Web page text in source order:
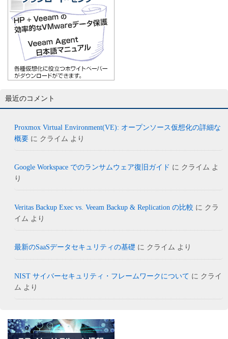
最近のコメント
Proxmox Virtual Environment(VE): オープンソース仮想化の詳細な
概要 に クライム より
Google Workspace でのランサムウェア復旧ガイド に クライム よ
り
Veritas Backup Exec vs. Veeam Backup & Replication の比較 に クラ
イム より
最新のSaaSデータセキュリティの基礎 に クライム より
NIST サイバーセキュリティ・フレームワークについて に クライ
ム より